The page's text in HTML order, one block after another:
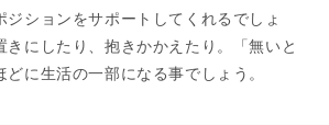
ションをサポートしてくれるでしょ
きにしたり、抱きかかえたり。「無いと
に生活の一部になる事でしょう。